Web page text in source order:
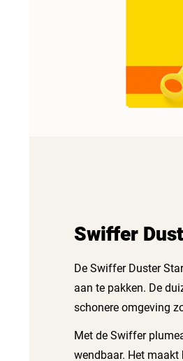
Swiffer
De Swiffer Duster
aan te pakken. De
schonere omgeving
Met de Swiffer
wendbaar. Het